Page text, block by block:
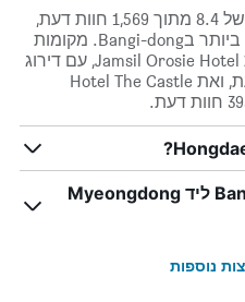
Jamsil Delight Hotel, עם דירוג של 8.4 מתוך 1,569 חוות דעת,
הוא אחד מהמלונות הפופולריים ביותר בBangi-dong. מקומות
לינה מובילים נוספים כוללים את Jamsil Orosie Hotel, עם דירוג
ממוצע של 8.3 מתוך 28 חוות דעת, ואת Hotel The Castle
המלצה למלון טוב בBangi-dong ליד Myeongdong
נוספות